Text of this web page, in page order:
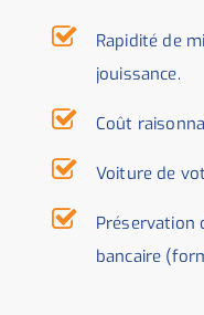
Rapidité de
jouissance.
Coût
Voiture de
Préservation
bancaire